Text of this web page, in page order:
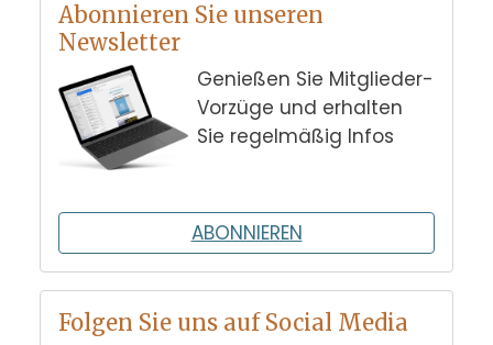
Abonnieren Sie unseren
Newsletter
Genießen Sie Mitglieder-
Vorzüge und erhalten
Sie regelmäßig Infos
ABONNIEREN
Folgen Sie uns auf Social Media